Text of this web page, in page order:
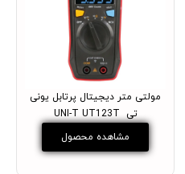
مولتی متر دیجیتال پرتابل یونی
تی UNI-T UT123T
مشاهده محصول